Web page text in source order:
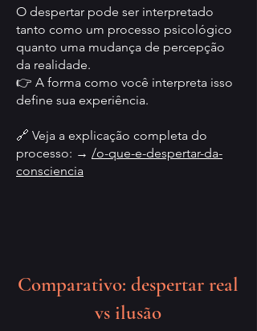
O despertar pode ser interpretado
tanto como um processo psicológico
quanto uma mudança de percepção
da realidade.
👉 A forma como você interpreta isso
define sua experiência.
🔗 Veja a explicação completa do
processo: → /o-que-e-despertar-da-
consciencia
Comparativo: despertar real
vs ilusão